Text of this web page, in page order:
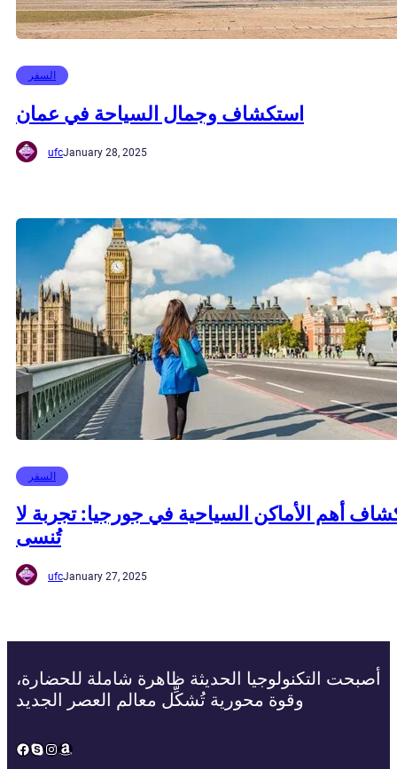
السفر
استكشاف وجمال السياحة في عمان
ufcJanuary 28, 2025
السفر
أهم الأماكن السياحية في جورجيا: تجربة لا
تُنسى
ufcJanuary 27, 2025
أصبحت التكنولوجيا الحديثة ظاهرة شاملة للحضارة،
وقوة محورية تُشكِّل معالم العصر الجديد
Facebook
Skype
Instagram
Amazon